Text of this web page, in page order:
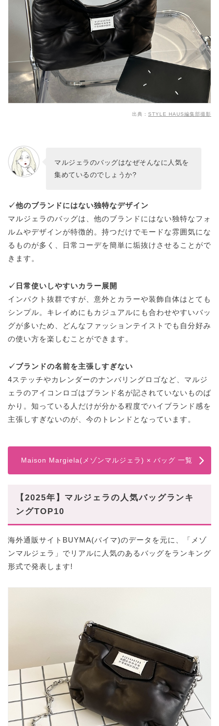
出典： STYLE HAUS編集部撮影
マルジェラのバッグはなぜそんなに人気を
集めているのでしょうか?
✓他のブランドにはない独特なデザイン
マルジェラのバッグは、他のブランドにはない独特なフォ
ルムやデザインが特徴的。持つだけでモードな雰囲気にな
るものが多く、日常コーデを簡単に垢抜けさせることがで
きます。
✓日常使いしやすいカラー展開
インパクト抜群ですが、意外とカラーや装飾自体はとても
シンプル。キレイめにもカジュアルにも合わせやすいバッ
グが多いため、どんなファッションテイストでも自分好み
の使い方を楽しむことができます。
✓ブランドの名前を主張しすぎない
4ステッチやカレンダーのナンバリングロゴなど、マルジ
ェラのアイコンロゴはブランド名が記されていないものば
かり。知っている人だけが分かる程度でハイブランド感を
主張しすぎないのが、今のトレンドとなっています。
Maison Margiela(メゾンマルジェラ) × バッグ 一覧
【2025年】マルジェラの人気バッグランキ
ングTOP10
海外通販サイトBUYMA(バイマ)のデータを元に、「メゾ
ンマルジェラ」でリアルに人気のあるバッグをランキング
形式で発表します!